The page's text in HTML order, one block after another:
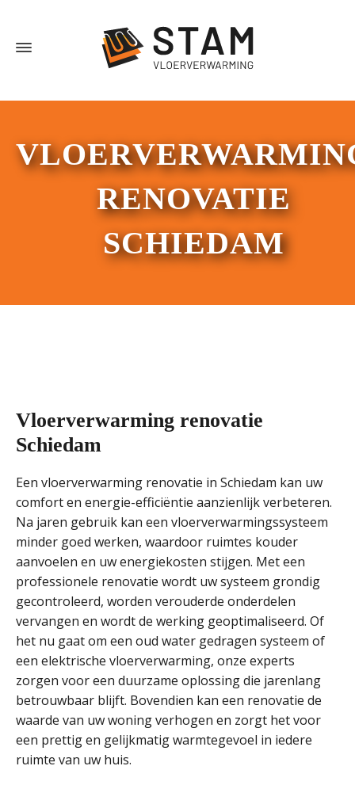
RENOVATIE
SCHIEDAM
Vloerverwarming renovatie
Schiedam
Een vloerverwarming renovatie in Schiedam kan uw
comfort en energie-efficiëntie aanzienlijk verbeteren.
Na jaren gebruik kan een vloerverwarmingssysteem
minder goed werken, waardoor ruimtes kouder
aanvoelen en uw energiekosten stijgen. Met een
professionele renovatie wordt uw systeem grondig
gecontroleerd, worden verouderde onderdelen
vervangen en wordt de werking geoptimaliseerd. Of
het nu gaat om een oud water gedragen systeem of
een elektrische vloerverwarming, onze experts
zorgen voor een duurzame oplossing die jarenlang
betrouwbaar blijft. Bovendien kan een renovatie de
waarde van uw woning verhogen en zorgt het voor
een prettig en gelijkmatig warmtegevoel in iedere
ruimte van uw huis.